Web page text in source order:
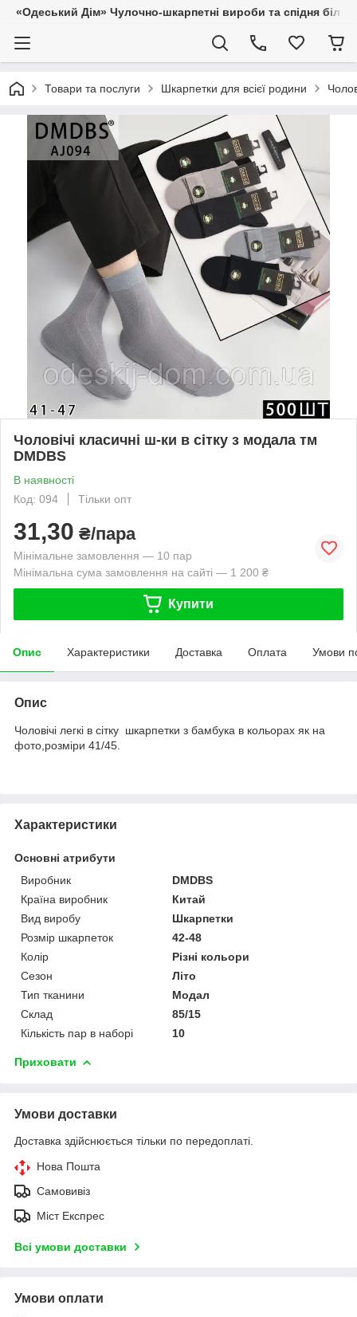
«Одеський Дім» Чулочно-шкарпетні вироби та спідня
Товари та послуги Шкарпетки для всієї родини
Чоловічі класичні ш-ки в сітку з модала тм
DMDBS
В наявності
Код: 094
Тільки опт
31,30 ₴/пара
Мінімальне замовлення — 10 пар
Мінімальна сума замовлення на сайті — 1 200 ₴
Купити
Опис Характеристики Доставка Оплата Умови
Опис
Чоловічі легкі в сітку шкарпетки з бамбука в кольорах як на
фото,розміри 41/45.
Характеристики
Основні атрибути
Виробник
DMDBS
Країна виробник
Китай
Вид виробу
Шкарпетки
Розмір шкарпеток
42-48
Колір
Різні кольори
Сезон
Літо
Тип тканини
Модал
Склад
85/15
Кількість пар в наборі
10
Приховати
Умови доставки
Доставка здійснюється тільки по передоплаті.
Нова Пошта
Самовивіз
Міст Експрес
Всі умови доставки
Умови оплати